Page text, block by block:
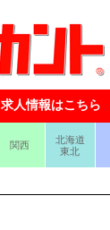
求人情報はこちら
関西
北海道
東北